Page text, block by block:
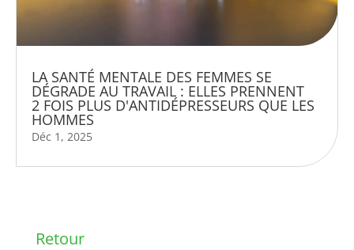
LA SANTÉ MENTALE DES FEMMES SE
DÉGRADE AU TRAVAIL : ELLES PRENNENT
2 FOIS PLUS D'ANTIDÉPRESSEURS QUE LES
HOMMES
Déc 1, 2025
Retour